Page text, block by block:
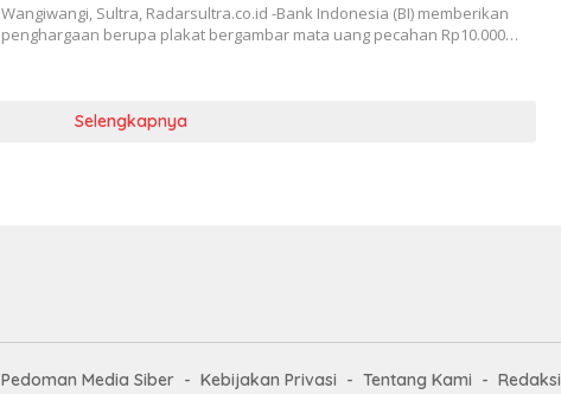
Wangiwangi, Sultra, Radarsultra.co.id -Bank Indonesia (BI) memberikan
penghargaan berupa plakat bergambar mata uang pecahan Rp10.000…
Selengkapnya
Pedoman Media Siber Kebijakan Privasi Tentang Kami Redaksi